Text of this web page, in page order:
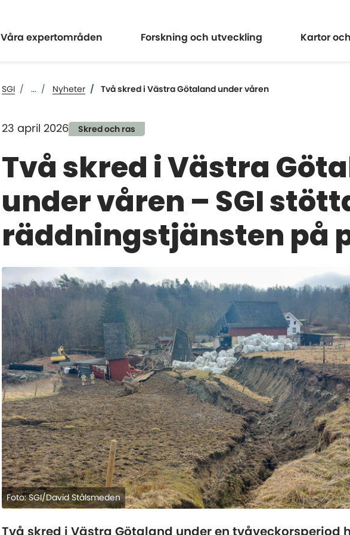
Expandera
Våra expertområden Expandera
Forskning och utveckling Kartor
SGI ... Nyheter Två skred i Västra Götaland under våren
23 april 2026 Skred och ras
Två skred i Västra
under våren – SGI
räddningstjänsten på
Foto: SGI/David Stålsmeden
Två skred i Västra Götaland under en tvåveckorsperiod